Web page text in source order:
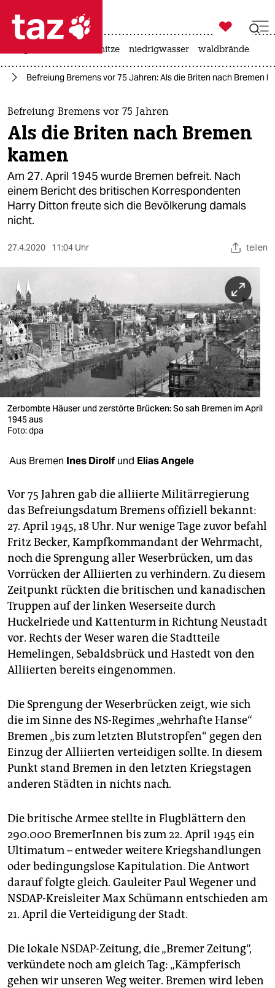
 taz zahl ich
taz zahl ich
themen
politik
öko
gesellschaft
kultur
sport
berlin
nord
wahrheit
verlag
verlag
veranstaltungen
shop
fragen & hilfe
abo
genossenschaft
epaper login

taz zahl ich
hitze niedrigwasser waldbrände
Befreiung Bremens vor 75 Jahren: Als die Briten nach Bremen
Befreiung Bremens vor 75 Jahren
Als die Briten nach Bremen
kamen
Am 27. April 1945 wurde Bremen befreit. Nach
einem Bericht des britischen Korrespondenten
Harry Ditton freute sich die Bevölkerung damals
nicht.
27.4.2020 11:04 Uhr teilen
Zerbombte Häuser und zerstörte Brücken: So sah Bremen im April
1945 aus
Foto: dpa
Aus Bremen Ines Dirolfund Elias Angele
Vor 75 Jahren gab die alliierte Militärregierung
das Befreiungsdatum Bremens offiziell bekannt:
27. April 1945, 18 Uhr. Nur wenige Tage zuvor befahl
Fritz Becker, Kampfkommandant der Wehrmacht,
noch die Sprengung aller Weserbrücken, um das
Vorrücken der Alliierten zu verhindern. Zu diesem
Zeitpunkt rückten die britischen und kanadischen
Truppen auf der linken Weserseite durch
Huckelriede und Kattenturm in Richtung Neustadt
vor. Rechts der Weser waren die Stadtteile
Hemelingen, Sebaldsbrück und Hastedt von den
Alliierten bereits eingenommen.
Die Sprengung der Weserbrücken zeigt, wie sich
die im Sinne des NS-Regimes „wehrhafte Hanse“
Bremen „bis zum letzten Blutstropfen“ gegen den
Einzug der Alliierten verteidigen sollte. In diesem
Punkt stand Bremen in den letzten Kriegstagen
anderen Städten in nichts nach.
Die britische Armee stellte in Flugblättern den
290.000 BremerInnen bis zum 22. April 1945 ein
Ultimatum – entweder weitere Kriegshandlungen
oder bedingungslose Kapitulation. Die Antwort
darauf folgte gleich. Gauleiter Paul Wegener und
NSDAP-Kreisleiter Max Schümann entschieden am
21. April die Verteidigung der Stadt.
Die lokale NSDAP-Zeitung, die „Bremer Zeitung“,
verkündete noch am gleich Tag: „Kämpferisch
gehen wir unseren Weg weiter. Bremen wird leben